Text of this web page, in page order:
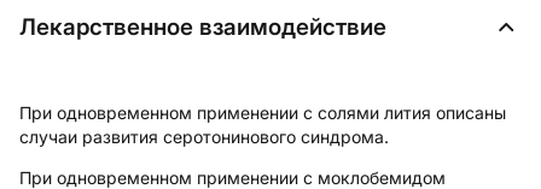
Лекарственное взаимодействие
При одновременном применении с солями лития описаны
случаи развития серотонинового синдрома.
При одновременном применении с моклобемидом